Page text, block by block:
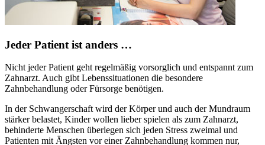
Jeder Patient ist anders …
Nicht jeder Patient geht regelmäßig vorsorglich und entspannt zum
Zahnarzt. Auch gibt Lebenssituationen die besondere
Zahnbehandlung oder Fürsorge benötigen.
In der Schwangerschaft wird der Körper und auch der Mundraum
stärker belastet, Kinder wollen lieber spielen als zum Zahnarzt,
behinderte Menschen überlegen sich jeden Stress zweimal und
Patienten mit Ängsten vor einer Zahnbehandlung kommen nur,